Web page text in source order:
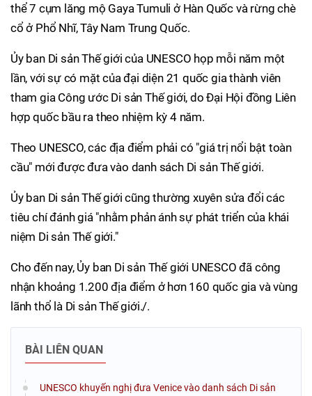
thể 7 cụm lăng mộ Gaya Tumuli ở Hàn Quốc và rừng chè
cổ ở Phổ Nhĩ, Tây Nam Trung Quốc.
Ủy ban Di sản Thế giới của UNESCO họp mỗi năm một
lần, với sự có mặt của đại diện 21 quốc gia thành viên
tham gia Công ước Di sản Thế giới, do Đại Hội đồng Liên
hợp quốc bầu ra theo nhiệm kỳ 4 năm.
Theo UNESCO, các địa điểm phải có "giá trị nổi bật toàn
cầu" mới được đưa vào danh sách Di sản Thế giới.
Ủy ban Di sản Thế giới cũng thường xuyên sửa đổi các
tiêu chí đánh giá "nhằm phản ánh sự phát triển của khái
niệm Di sản Thế giới."
Cho đến nay, Ủy ban Di sản Thế giới UNESCO đã công
nhận khoảng 1.200 địa điểm ở hơn 160 quốc gia và vùng
lãnh thổ là Di sản Thế giới./.
BÀI LIÊN QUAN
UNESCO khuyến nghị đưa Venice vào danh sách Di sản